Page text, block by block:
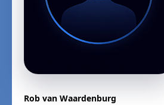
Rob van Waardenburg